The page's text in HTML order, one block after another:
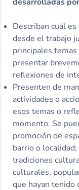
Describan cuál
desde el trabajo
principales
presentar
reflexiones de
Presenten de
actividades o
esos temas o
momento. Se
promoción de
barrio o
tradiciones
culturales,
que hayan tenido